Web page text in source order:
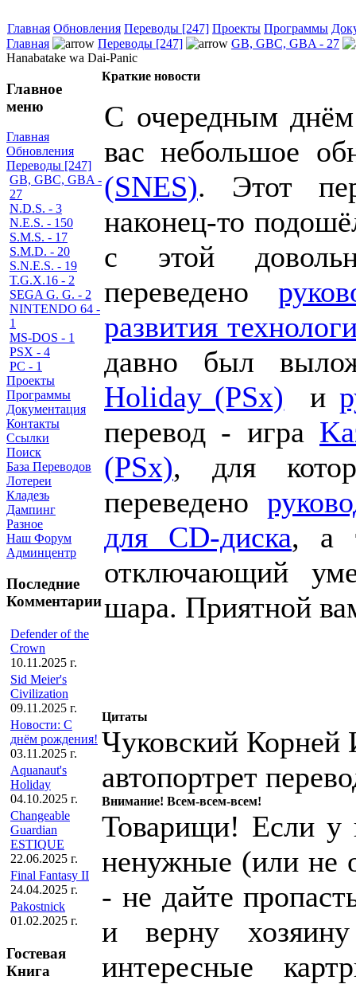
Главная Обновления Переводы [247] Проекты Программы
Главная
Переводы [247]
GB, GBC, GBA - 27
Hanabatake wa Dai-Panic
Главное
меню
Главная
Обновления
Переводы [247]
GB, GBC, GBA -
27
N.D.S. - 3
N.E.S. - 150
S.M.S. - 17
S.M.D. - 20
S.N.E.S. - 19
T.G.X.16 - 2
SEGA G. G. - 2
NINTENDO 64 -
1
MS-DOS - 1
PSX - 4
PC - 1
Проекты
Программы
Документация
Контакты
Ссылки
Поиск
База Переводов
Лотереи
Кладезь
Дампинг
Разное
Наш Форум
Админцентр
Последние
Комментарии
Defender of the
Crown
10.11.2025 г.
Sid Meier's
Civilization
09.11.2025 г.
Новости: С
днём рождения!
03.11.2025 г.
Aquanaut's
Holiday
04.10.2025 г.
Changeable
Guardian
ESTIQUE
22.06.2025 г.
Final Fantasy II
24.04.2025 г.
Pakostnick
01.02.2025 г.
Гостевая
Книга
Краткие новости
С очередным
вас небольшое
(SNES). Этот
наконец-то
с этой
переведено
развития
давно был
Holiday (PSx) и
перевод - игра
(PSx), для
переведено
для CD-диска, а
отключающий
шара. Приятной
Цитаты
Чуковский
автопортрет
Внимание! Всем-всем-всем!
Товарищи! Если у
ненужные (или не
- не дайте
и верну
интересные